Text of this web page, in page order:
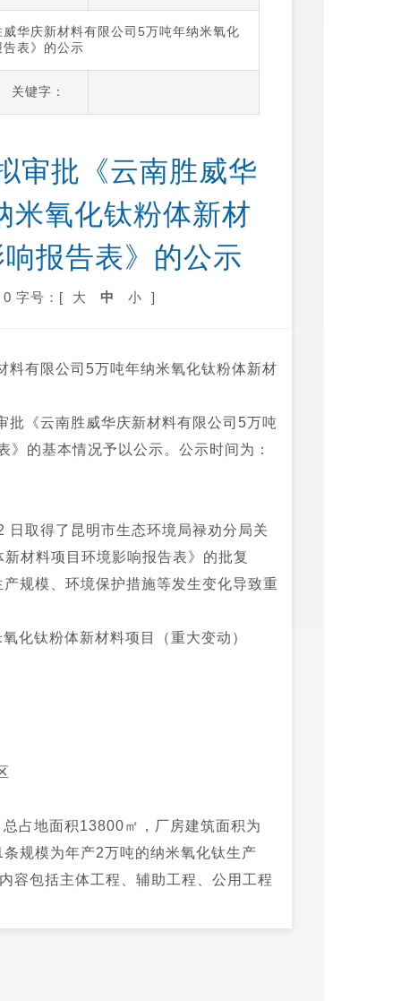
华庆新材料有限公司5万吨年纳米氧化
表》的公示
关键字：
审批《云南胜威华
米氧化钛粉体新材
报告表》的公示
0 字号：[ 大 中 小 ]
料有限公司5万吨年纳米氧化钛粉体新材
批《云南胜威华庆新材料有限公司5万吨
的基本情况予以公示。公示时间为：
取得了昆明市生态环境局禄劝分局关
材料项目环境影响报告表》的批复
规模、环境保护措施等发生变化导致重
化钛粉体新材料项目（重大变动）
占地面积13800㎡，厂房建筑面积为
规模为年产2万吨的纳米氧化钛生产
容包括主体工程、辅助工程、公用工程
万元，占总投资的4.28%。